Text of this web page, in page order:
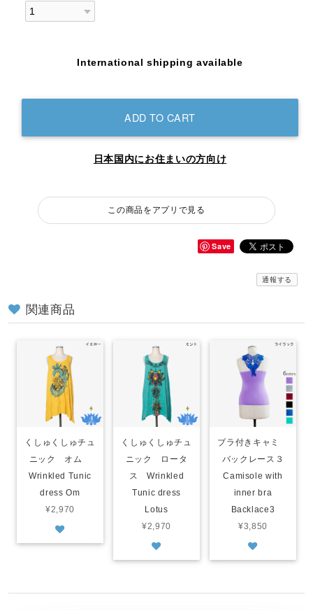
International shipping available
ADD TO CART
日本国内にお住まいの方向け
この商品をアプリで見る
Save
通報する
関連商品
くしゅくしゅチュ
ニック オム
Wrinkled Tunic
dress Om
¥2,970
くしゅくしゅチュ
ニック ロータ
ス Wrinkled
Tunic dress
Lotus
¥2,970
ブラ付きキャミ
バックレース３
Camisole with
inner bra
Backlace3
¥3,850